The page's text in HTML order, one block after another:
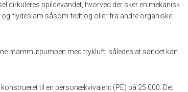
cirkuleres spildevandet, hvorved der sker en mekanisk
flydeslam såsom fedt og olier fra andre organiske
mammutpumpen med trykluft, således at sandet kan
til en personækvivalent (PE) på 25.000. Det